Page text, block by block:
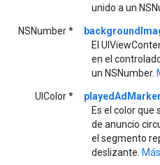
unido a un
NSNumber *
El
en el
un NSNumber.
UIColor *
Es el color que
de anuncio
el segmento
deslizante.